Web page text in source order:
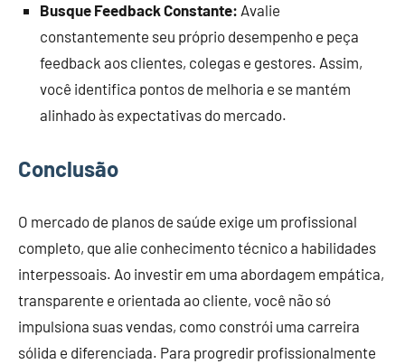
Busque Feedback Constante: Avalie
constantemente seu próprio desempenho e peça
feedback aos clientes, colegas e gestores. Assim,
você identifica pontos de melhoria e se mantém
alinhado às expectativas do mercado.
Conclusão
O mercado de planos de saúde exige um profissional
completo, que alie conhecimento técnico a habilidades
interpessoais. Ao investir em uma abordagem empática,
transparente e orientada ao cliente, você não só
impulsiona suas vendas, como constrói uma carreira
sólida e diferenciada. Para progredir profissionalmente